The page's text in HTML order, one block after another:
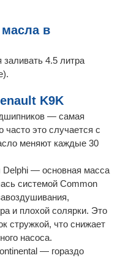
в
заливать 4.5 литра
K9K
— самая
это случается с
меняют каждые 30
— основная масса
системой Common
и плохой солярки. Это
стружкой, что снижает
насоса.
— гораздо